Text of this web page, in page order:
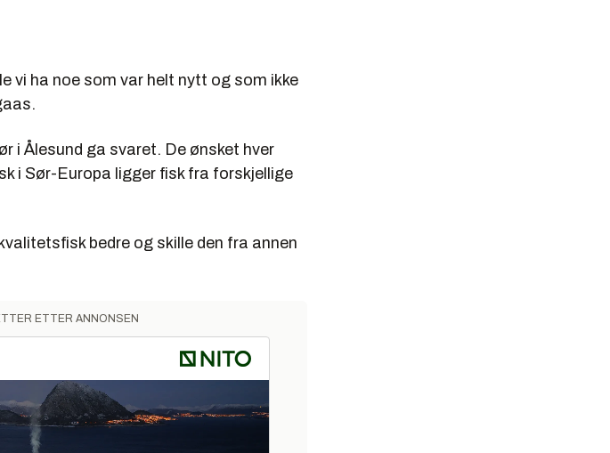
vi ha noe som var helt nytt og som ikke
i Ålesund ga svaret. De ønsket hver
i Sør-Europa ligger fisk fra forskjellige
bedre og skille den fra annen
ETTER ANNONSEN